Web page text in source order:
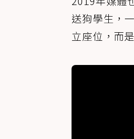
送狗學生，
立座位，而